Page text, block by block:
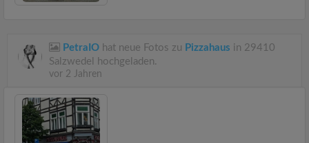
PetraIO hat neue Fotos zu Pizzahaus in 29410
Salzwedel hochgeladen.
vor 2 Jahren